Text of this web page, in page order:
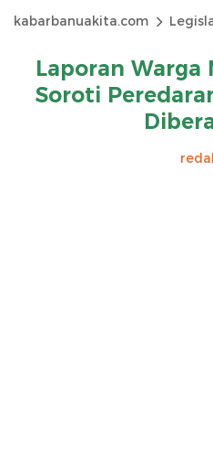
kabarbanuakita.com
Laporan Warga
Soroti